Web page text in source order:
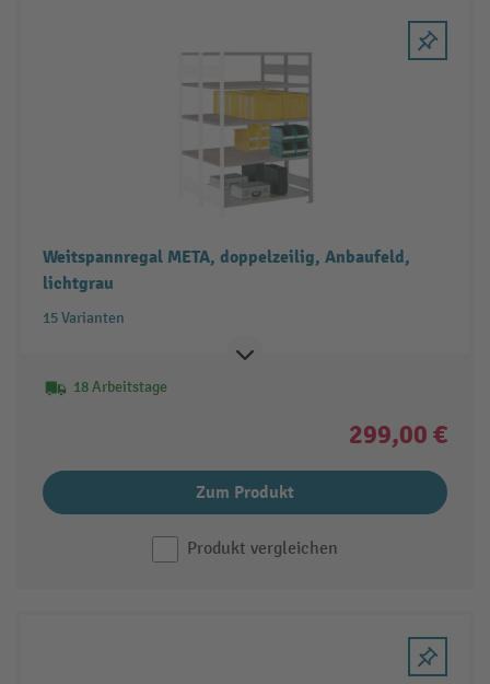
Weitspannregal META, doppelzeilig, Anbaufeld,
lichtgrau
15 Varianten
18 Arbeitstage
299,00 €
Zum Produkt
Produkt vergleichen